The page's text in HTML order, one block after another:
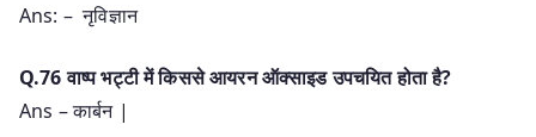
Ans: – ️ नृविज्ञान
Q.76 वाष्प भट्टी में किससे आयरन ऑक्साइड उपचयित होता है?
Ans – कार्बन |